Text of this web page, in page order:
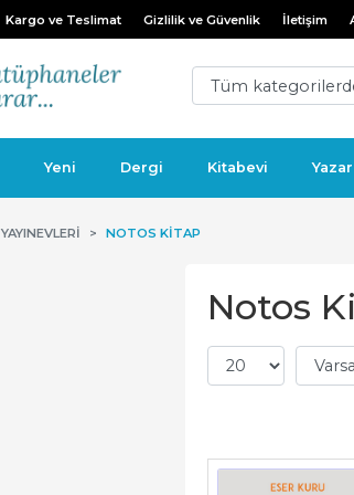
Kargo ve Teslimat Gizlilik ve Güvenlik İletişim
Yeni Dergi Kitabevi Yazar
YAYINEVLERI NOTOS KITAP
Notos